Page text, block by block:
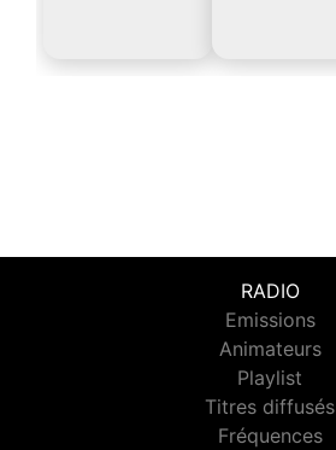
RADIO
Emissions
Animateurs
Playlist
Titres diffusés
Fréquences